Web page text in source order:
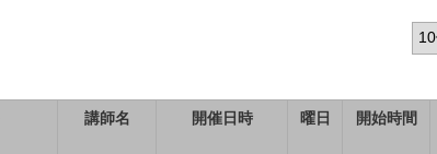
講師名 開催日時 曜日 開始時間